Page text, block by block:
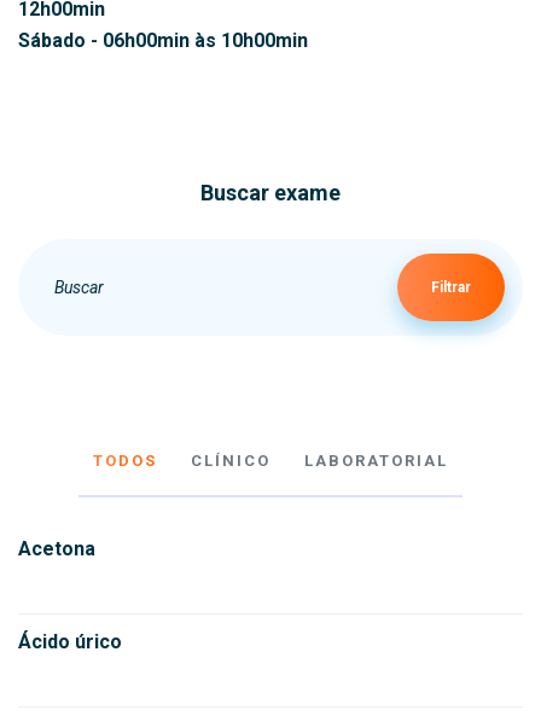
12h00min
Sábado - 06h00min às 10h00min
Buscar exame
Filtrar
TODOS CLÍNICO LABORATORIAL
Acetona
Ácido úrico